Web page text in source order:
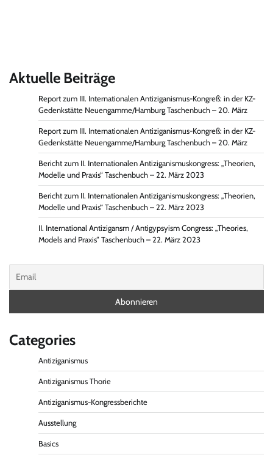
Aktuelle Beiträge
Report zum III. Internationalen Antiziganismus-Kongreß: in der KZ-
Gedenkstätte Neuengamme/Hamburg Taschenbuch – 20. März
Report zum III. Internationalen Antiziganismus-Kongreß: in der KZ-
Gedenkstätte Neuengamme/Hamburg Taschenbuch – 20. März
Bericht zum II. Internationalen Antiziganismuskongress: „Theorien,
Modelle und Praxis“ Taschenbuch – 22. März 2023
Bericht zum II. Internationalen Antiziganismuskongress: „Theorien,
Modelle und Praxis“ Taschenbuch – 22. März 2023
II. International Antizigansm / Antigypsyism Congress: „Theories,
Models and Praxis“ Taschenbuch – 22. März 2023
Categories
Antiziganismus
Antiziganismus Thorie
Antiziganismus-Kongressberichte
Ausstellung
Basics